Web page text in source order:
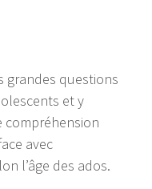
grandes questions
et y
avec
l’âge des ados.